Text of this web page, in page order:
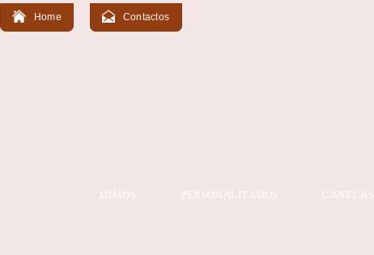
Home Contactos
MIMOS PERSONALIZADOS CANECAS